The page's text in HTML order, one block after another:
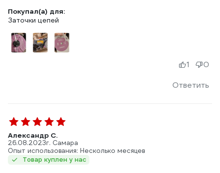
Покупал(а) для:
Заточки цепей
Ответить
1 0
Александр С.
26.08.2023г. Самара
Опыт использования: Несколько месяцев
Товар куплен у нас